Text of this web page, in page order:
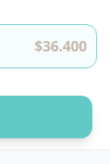
$36.400